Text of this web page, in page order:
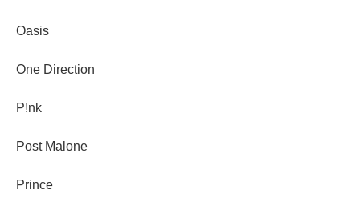
Oasis
One Direction
P!nk
Post Malone
Prince